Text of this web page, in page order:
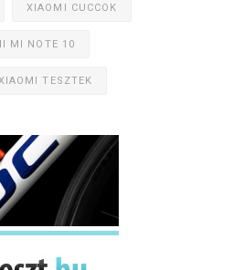
XIAOMI CUCCOK
MI NOTE 10
TESZTEK